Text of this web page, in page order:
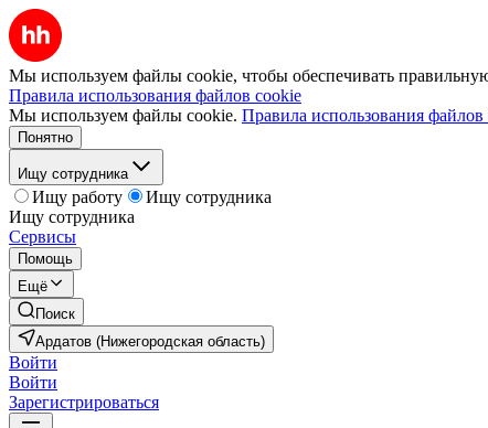
Мы используем файлы cookie, чтобы обеспечивать
Правила использования файлов cookie
Мы используем файлы cookie. Правила использования файлов
Понятно
Ищу сотрудника
Ищу работу
Ищу сотрудника
Ищу сотрудника
Сервисы
Помощь
Ещё
Поиск
Ардатов (Нижегородская область)
Войти
Войти
Зарегистрироваться